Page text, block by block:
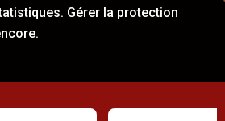
Gérer la protection